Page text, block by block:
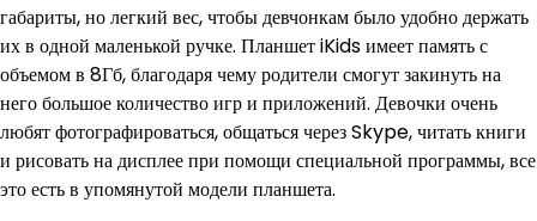
габариты, но легкий вес, чтобы девчонкам было удобно держать
их в одной маленькой ручке. Планшет iKids имеет память с
объемом в 8Гб, благодаря чему родители смогут закинуть на
него большое количество игр и приложений. Девочки очень
любят фотографироваться, общаться через Skype, читать книги
и рисовать на дисплее при помощи специальной программы, все
это есть в упомянутой модели планшета.